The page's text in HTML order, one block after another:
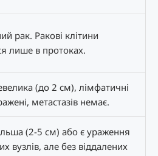
рак. Ракові клітини
лише в протоках.
(до 2 см), лімфатичні
метастазів немає.
(2-5 см) або є ураження
вузлів, але без віддалених